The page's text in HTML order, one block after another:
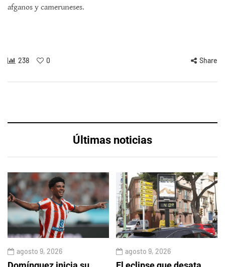
afganos y cameruneses.
238 0 Share
Últimas noticias
agosto 9, 2026 agosto 9, 2026